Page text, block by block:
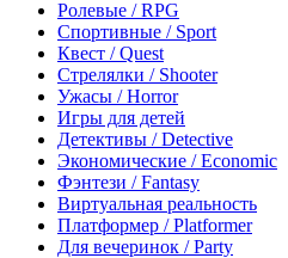
Ролевые / RPG
Спортивные / Sport
Квест / Quest
Стрелялки / Shooter
Ужасы / Horror
Игры для детей
Детективы / Detective
Экономические / Economic
Фэнтези / Fantasy
Виртуальная реальность
Платформер / Platformer
Для вечеринок / Party